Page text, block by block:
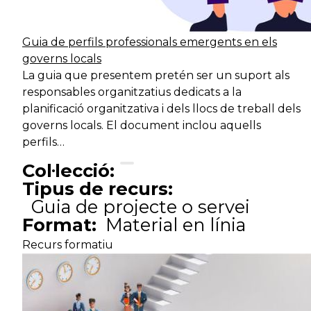
territorial
Oficis
Serveis de
territorial
Oficis
Serveis de suport
intern
Oficis
intern
Subaltern
intern
Guia de perfils professionals emergents en els
governs locals
La guia que presentem pretén ser un suport als
responsables organitzatius dedicats a la
planificació organitzativa i dels llocs de treball dels
governs locals. El document inclou aquells
perfils…
Col·lecció:
Tipus de recurs:
Guia de projecte o servei
Format: Material en línia
Recurs formatiu